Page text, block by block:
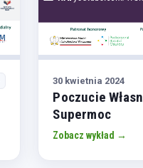
30 kwietnia 2024
Poczucie
Supermoc
Zobacz wykład →